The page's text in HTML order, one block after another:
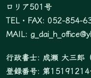
ロリア501号
TEL・FAX: 052-854-
MAIL:
行政書士: 成瀬 大三郎
登録番号: 第